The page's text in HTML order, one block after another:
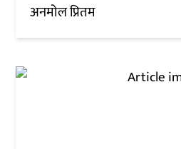
अनमोल प्रितम